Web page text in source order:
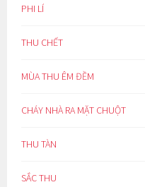
PHI LÍ
THU CHẾT
MÙA THU ÊM ĐỀM
CHÁY NHÀ RA MẶT CHUỘT
THU TÀN
SẮC THU